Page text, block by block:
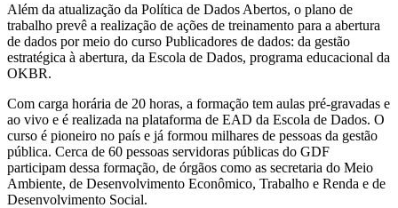
Além da atualização da Política de Dados Abertos, o plano de
trabalho prevê a realização de ações de treinamento para a abertura
de dados por meio do curso Publicadores de dados: da gestão
estratégica à abertura, da Escola de Dados, programa educacional da
OKBR.
Com carga horária de 20 horas, a formação tem aulas pré-gravadas e
ao vivo e é realizada na plataforma de EAD da Escola de Dados. O
curso é pioneiro no país e já formou milhares de pessoas da gestão
pública. Cerca de 60 pessoas servidoras públicas do GDF
participam dessa formação, de órgãos como as secretaria do Meio
Ambiente, de Desenvolvimento Econômico, Trabalho e Renda e de
Desenvolvimento Social.